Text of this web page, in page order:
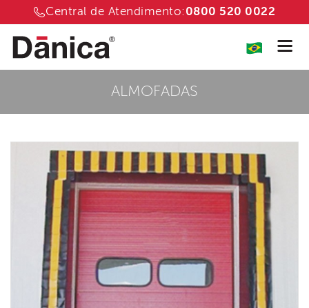
Central de Atendimento:0800 520 0022
ALMOFADAS